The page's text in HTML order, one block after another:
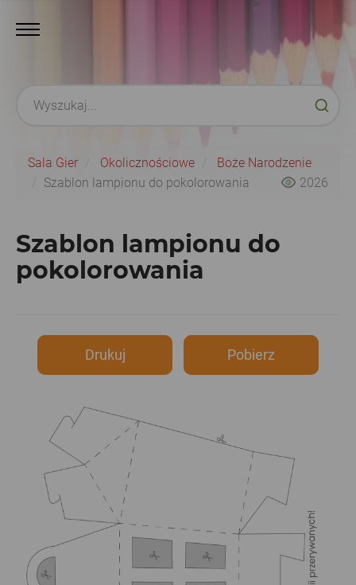
Sala Gier Okolicznościowe
Boże Narodzenie
Szablon lampionu do pokolorowania
2026
Szablon lampionu do
pokolorowania
Drukuj Pobierz